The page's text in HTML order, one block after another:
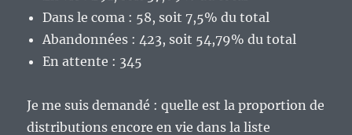
Dans le coma : 58, soit 7,5% du total
Abandonnées : 423, soit 54,79% du total
En attente : 345
Je me suis demandé : quelle est la proportion de
distributions encore en vie dans la liste